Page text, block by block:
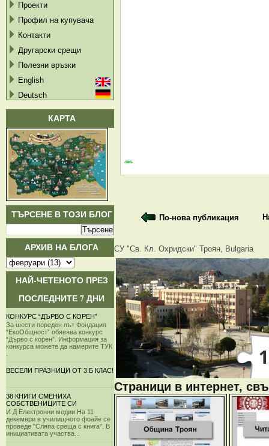
Проекти
Профил на купувача
Контакти
Другарски срещи
Полезни връзки
English
Deutsch
КАРТА
ТЪРСЕНЕ В ТОЗИ БЛОГ
АРХИВ НА БЛОГА
НАЙ-ЧЕТЕНОТО ПРЕЗ
ПОСЛЕДНИТЕ 7 ДНИ
КОНКУРС “ДЪРВО С КОРЕН”
За шести пореден път Фондация
“ЕкоОбщност” обявява конкурс
“Дърво с корен”. Информация за
конкурса можете да намерите ТУК
ВЕСЕЛИ ПРАЗНИЦИ ОТ 3.Б КЛАС!
38 КНИГИ СМЕНИХА
СОБСТВЕНИЦИТЕ СИ
И Д Електронни медии На 11
декември в училищното фоайе се
проведе "Сляпа среща с книга". В
инициативата участва...
По-нова публикация
СУ "Св. Кл. Охридски" Троян, Bulgaria
Страници в интернет,